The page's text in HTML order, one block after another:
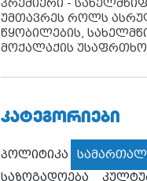
პრემიერი -
უმთავრეს როლს
წყობილების,
მოქალაქის
ᲙᲐᲢᲔᲒᲝᲠᲘᲔᲑᲘ
პოლიტიკა
საზოგადოება